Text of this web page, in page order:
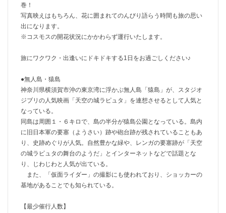
巻！
写真映えはもちろん、花に囲まれてのんびり語らう時間も旅の思い
出になります。
※コスモスの開花状況にかかわらず運行いたします。
旅にワクワク・出逢いにドキドキする1日をお過ごしください♪
●無人島・猿島
神奈川県横須賀市沖の東京湾に浮かぶ無人島「猿島」が、スタジオ
ジブリの人気映画「天空の城ラピュタ」を連想させるとして人気と
なっている。
同島は周囲１・６キロで、島の半分が猿島公園となっている。島内
に旧日本軍の要塞（ようさい）跡や砲台跡が残されていることもあ
り、史跡めぐりが人気。自然豊かな緑や、レンガの要塞跡が「天空
の城ラピュタの舞台のようだ」とインターネットなどで話題とな
り、じわじわと人気が出ている。
また、「仮面ライダー」の撮影にも使われており、ショッカーの
基地があることでも知られている。
【最少催行人数】